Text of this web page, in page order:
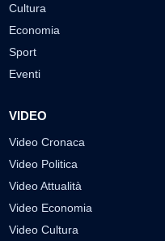
Cultura
Economia
Sport
Eventi
VIDEO
Video Cronaca
Video Politica
Video Attualità
Video Economia
Video Cultura